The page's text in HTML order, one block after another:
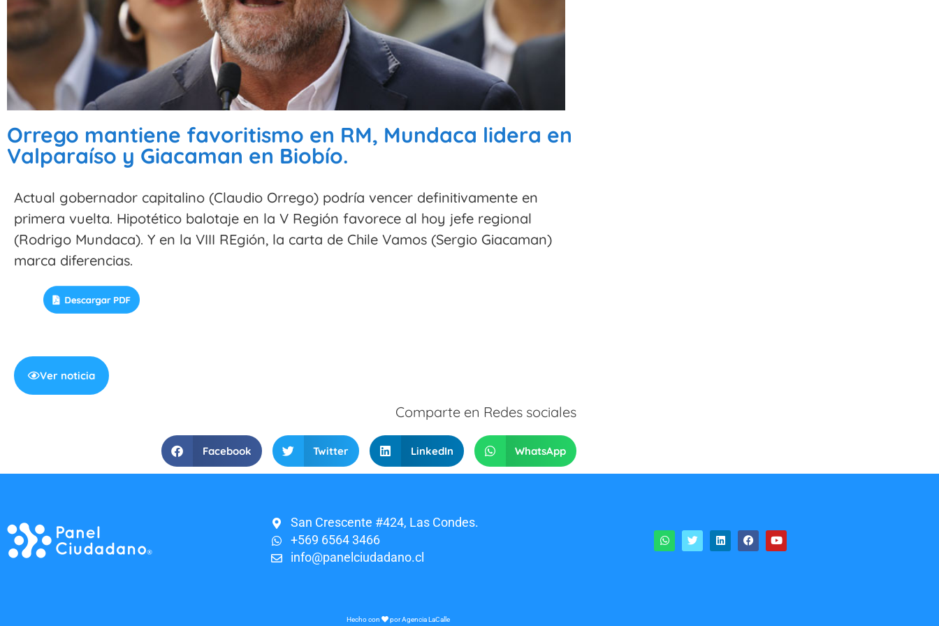
Orrego mantiene favoritismo en RM, Mundaca lidera en
Valparaíso y Giacaman en Biobío.
Actual gobernador capitalino (Claudio Orrego) podría vencer definitivamente en
primera vuelta. Hipotético balotaje en la V Región favorece al hoy jefe regional
(Rodrigo Mundaca). Y en la VIII REgión, la carta de Chile Vamos (Sergio Giacaman)
marca diferencias.
Ver noticia
Comparte en Redes sociales
Facebook Twitter LinkedIn WhatsApp
San Crescente #424, Las Condes.
+569 6564 3466
info@panelciudadano.cl
Hecho con porAgencia LaCalle